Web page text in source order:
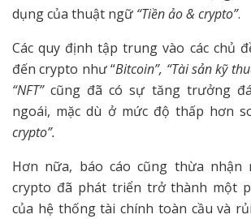
dụng của thuật ngữ “Tiền ảo & crypto”.
Các quy định tập trung vào các chủ
đến crypto như “Bitcoin”, “Tài sản kỹ
“NFT”cũng đã có sự tăng trưởng
ngoái, mặc dù ở mức độ thấp hơn
crypto”.
Hơn nữa, báo cáo cũng thừa
crypto đã phát triển trở thành một
của hệ thống tài chính toàn cầu và